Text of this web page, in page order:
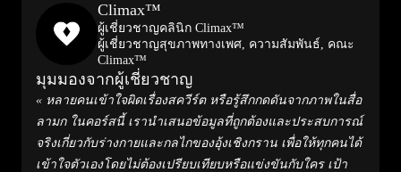
Climax™
ผู้เชี่ยวชาญคลินิก Climax™
ผู้เชี่ยวชาญสุขภาพทางเพศ, ความสัมพันธ์, คณะ
Climax™
มุมมองจากผู้เชี่ยวชาญ
« หลายคนเข้าใจผิดเรื่องสควีร์ต หรือรู้สึกกดดันจากภาพในสื่อ
ลามก ในคอร์สนี้ เรานำเสนอข้อมูลที่ถูกต้องและประสบการณ์
จริงเกี่ยวกับร่างกายและกลไกของอุ้งเชิงกราน เพื่อให้ทุกคนได้
เข้าใจตัวเองโดยไม่ต้องเปรียบเทียบหรือแข่งขันกับใคร เป้า